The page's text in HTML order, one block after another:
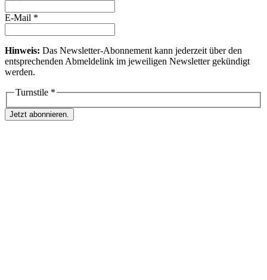
E-Mail *
Hinweis: Das Newsletter-Abonnement kann jederzeit über den
entsprechenden Abmeldelink im jeweiligen Newsletter gekündigt
werden.
Turnstile *
Jetzt abonnieren.